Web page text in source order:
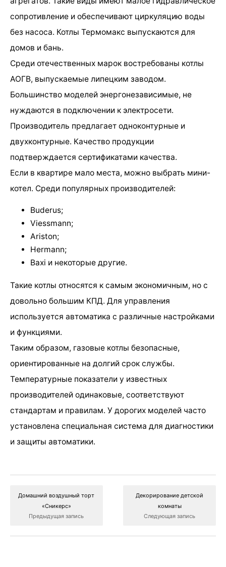
сопротивление и обеспечивают циркуляцию воды
без насоса. Котлы Термомакс выпускаются для
домов и бань.
Среди отечественных марок востребованы котлы
АОГВ, выпускаемые липецким заводом.
Большинство моделей энергонезависимые, не
нуждаются в подключении к электросети.
Производитель предлагает одноконтурные и
двухконтурные. Качество продукции
подтверждается сертификатами качества.
Если в квартире мало места, можно выбрать мини-
котел. Среди популярных производителей:
Buderus;
Viessmann;
Ariston;
Hermann;
Baxi и некоторые другие.
Такие котлы относятся к самым экономичным, но с
довольно большим КПД. Для управления
используется автоматика с различные настройками
и функциями.
Таким образом, газовые котлы безопасные,
ориентированные на долгий срок службы.
Температурные показатели у известных
производителей одинаковые, соответствуют
стандартам и правилам. У дорогих моделей часто
установлена специальная система для диагностики
и защиты автоматики.
Домашний воздушный торт
«Сникерс»
Предыдущая запись
Декорирование детской
комнаты
Следующая запись